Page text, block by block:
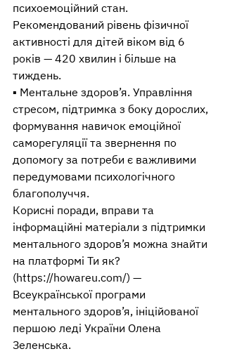
психоемоційний стан.
Рекомендований рівень фізичної
активності для дітей віком від 6
років — 420 хвилин і більше на
тиждень.
▪️ Ментальне здоров’я. Управління
стресом, підтримка з боку дорослих,
формування навичок емоційної
саморегуляції та звернення по
допомогу за потреби є важливими
передумовами психологічного
благополуччя.
Корисні поради, вправи та
інформаційні матеріали з підтримки
ментального здоров’я можна знайти
на платформі Ти як?
(https://howareu.com/) —
Всеукраїнської програми
ментального здоров’я, ініційованої
першою леді України Олена
Зеленська.